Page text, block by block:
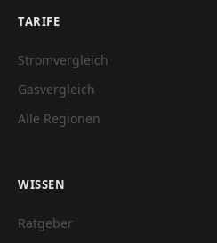
TARIFE
Stromvergleich
Gasvergleich
Alle Regionen
WISSEN
Ratgeber